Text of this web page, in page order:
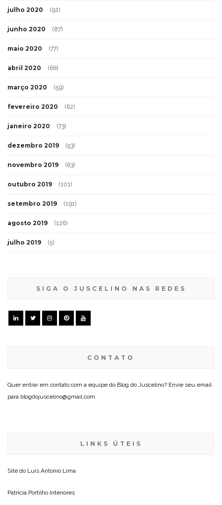
julho 2020 (92)
junho 2020 (87)
maio 2020 (77)
abril 2020 (66)
março 2020 (59)
fevereiro 2020 (62)
janeiro 2020 (73)
dezembro 2019 (53)
novembro 2019 (63)
outubro 2019 (101)
setembro 2019 (191)
agosto 2019 (126)
julho 2019 (5)
SIGA O JUSCELINO NAS REDES
CONTATO
Quer entrar em contato com a equipe do Blog do Juscelino? Envie seu email
para blogdojuscelino@gmail.com
LINKS ÚTEIS
Site do Luis Antonio Lima
Patricia Portilho Interiores